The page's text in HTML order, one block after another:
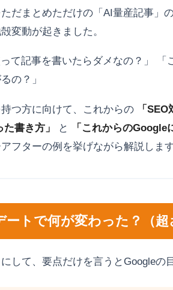
だまとめただけの「AI量産記事」
変動が起きました。
って記事を書いたらダメなの？」 「
の？」
つ方に向けて、これからの 「SEO
書き方」 と
「これからのGoogle
フターの例を挙げながら解説します
トで何が変わった？（超
して、要点だけを言うとGoogleの